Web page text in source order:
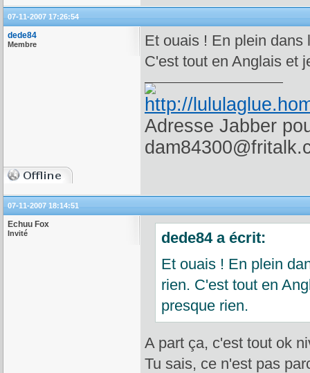
07-11-2007 17:26:54
dede84
Membre
Et ouais ! En plein dans
C'est tout en Anglais et
Adresse Jabber
07-11-2007 18:14:51
Echuu Fox
Invité
dede84 a écrit:
Et ouais ! En plein
rien. C'est tout en
presque rien.
A part ça, c'est tout ok
Tu sais, ce n'est pas